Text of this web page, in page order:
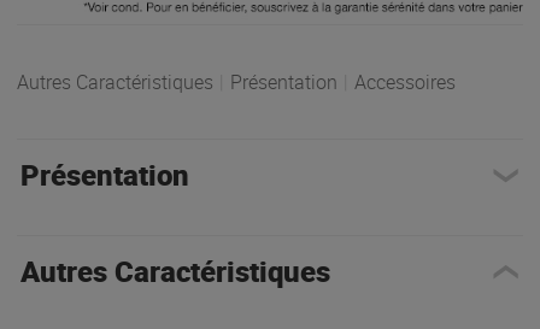
Autres Caractéristiques Présentation Accessoires
Présentation
Autres Caractéristiques